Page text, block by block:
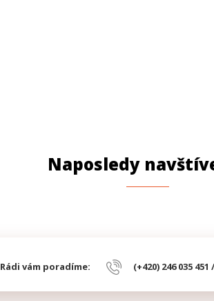
Naposledy
Rádi vám poradíme: (+420) 246 035 451